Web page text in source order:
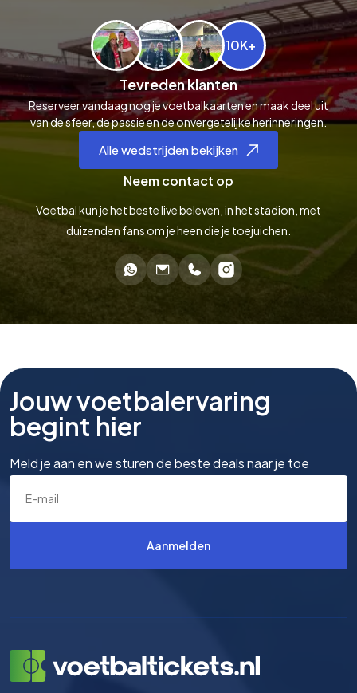
Neem contact op
Voetbal kun je het beste live beleven, in het stadion, met
duizenden fans om je heen die je toejuichen.
10K+
Tevreden klanten
Reserveer vandaag nog je voetbalkaarten en maak deel uit
van de sfeer, de passie en de onvergetelijke herinneringen.
Alle wedstrijden bekijken
Jouw voetbalervaring
begint hier
Meld je aan en we sturen de beste deals naar je toe
Aanmelden